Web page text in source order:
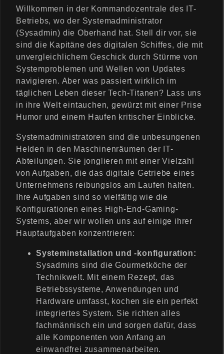
Willkommen in der Kommandozentrale des IT-
Betriebs, wo der Systemadministrator
(Sysadmin) die Oberhand hat. Stell dir vor, sie
sind die Kapitäne des digitalen Schiffes, die mit
unvergleichlichem Geschick durch Stürme von
Systemproblemen und Wellen von Updates
navigieren. Aber was passiert wirklich im
täglichen Leben dieser Tech-Titanen? Lass uns
in ihre Welt eintauchen, gewürzt mit einer Prise
Humor und einem Haufen kritischer Einblicke.
Systemadministratoren sind die unbesungenen
Helden in den Maschinenräumen der IT-
Abteilungen. Sie jonglieren mit einer Vielzahl
von Aufgaben, die das digitale Getriebe eines
Unternehmens reibungslos am Laufen halten.
Ihre Aufgaben sind so vielfältig wie die
Konfigurationen eines High-End-Gaming-
Systems, aber wir wollen uns auf einige ihrer
Hauptaufgaben konzentrieren:
Systeminstallation und -konfiguration:
Sysadmins sind die Gourmetköche der
Technikwelt. Mit einem Rezept, das
Betriebssysteme, Anwendungen und
Hardware umfasst, kochen sie ein perfekt
integriertes System. Sie richten alles
fachmännisch ein und sorgen dafür, dass
alle Komponenten von Anfang an
einwandfrei zusammenarbeiten.